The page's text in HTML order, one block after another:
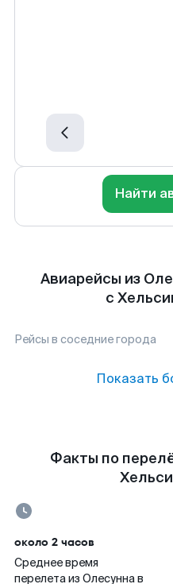
Найти
Авиарейсы из
с
Рейсы в соседние города
Показать
Факты по
около 2 часов
Среднее время
перелета из Олесунна в